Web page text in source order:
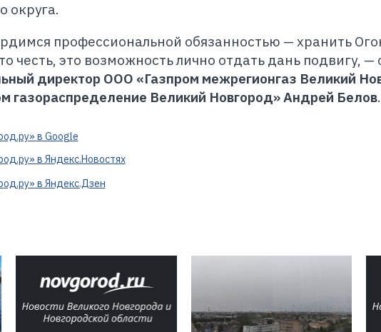
округа.
профессиональной обязанностью — хранить
честь, это возможность лично отдать дань подвигу, —
директор ООО «Газпром межрегионгаз Великий
газораспределение Великий Новгород» Андрей Белов.
в Google
в Яндекс.Новостях
в Яндекс.Дзен